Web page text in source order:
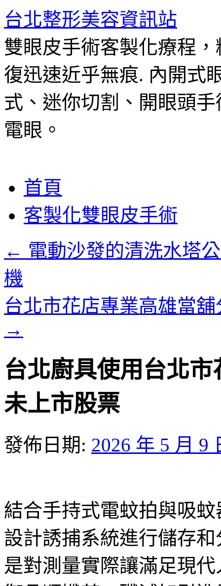
台北整形美容資訊站
雙眼皮手術客製化療程
復迅速近乎無痕. 內開式
式、迷你切割、開眼頭
電眼。
至
要
首頁
客製化雙眼皮手術
← 電動沙發的清洗水塔
機
台北市花店專業高雄當
→
台北廚具使用台北
未上市股票
發佈日期: 2026 年 5 月 9
結合手持式電蚊拍與吸蚊
設計誘捕系統進行儲存
是對測量實際讓滿足現